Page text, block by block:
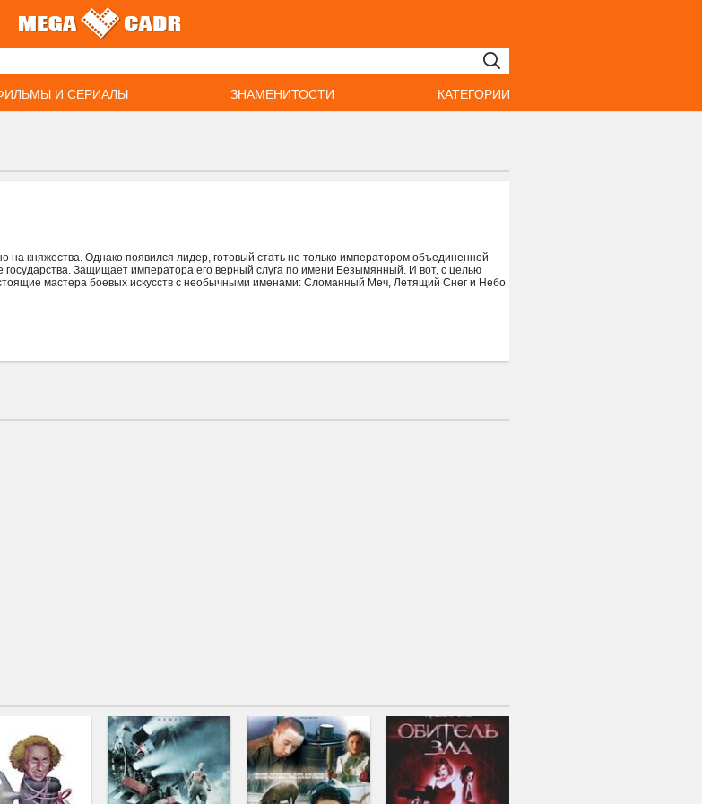
И СЕРИАЛЫ ЗНАМЕНИТОСТИ КАТЕГОРИИ
на княжества. Однако появился лидер, готовый стать не только императором объединенной
государства. Защищает императора его верный слуга по имени Безымянный. И вот, с целью
мастера боевых искусств с необычными именами: Сломанный Меч, Летящий Снег и Небо.